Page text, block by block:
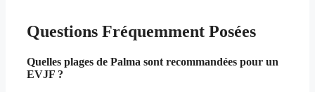
Questions Fréquemment Posées
Quelles plages de Palma sont recommandées pour un
EVJF ?